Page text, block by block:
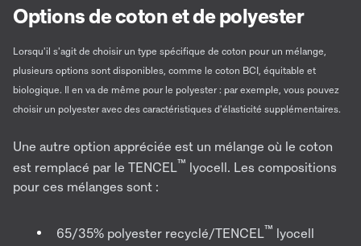
Options de coton et de polyester
Lorsqu'il s'agit de choisir un type spécifique de coton pour un mélange,
plusieurs options sont disponibles, comme le coton BCI, équitable et
biologique. Il en va de même pour le polyester : par exemple, vous pouvez
choisir un polyester avec des caractéristiques d'élasticité supplémentaires.
Une autre option appréciée est un mélange où le coton
est remplacé par le TENCEL™ lyocell. Les compositions
pour ces mélanges sont :
65/35% polyester recyclé/TENCEL™ lyocell